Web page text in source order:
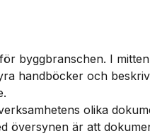
byggbranschen. I
handböcker och
olika
översynen är att